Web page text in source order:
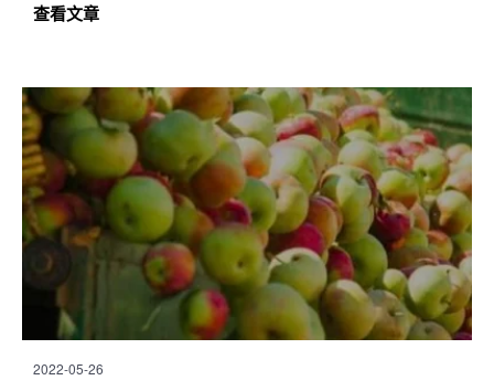
查看文章
2022-05-26